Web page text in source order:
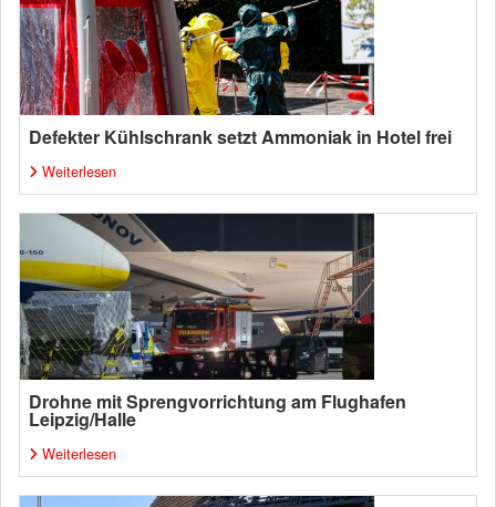
Defekter Kühlschrank setzt Ammoniak in Hotel frei
Weiterlesen
Drohne mit Sprengvorrichtung am Flughafen
Leipzig/Halle
Weiterlesen